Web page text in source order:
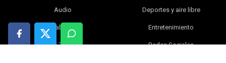
Audio
Tablets
TV
Deportes y aire libre
Entretenimiento
Redes Sociales